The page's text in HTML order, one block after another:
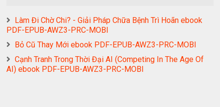
Làm Đi Chờ Chi? - Giải Pháp Chữa Bệnh Trì Hoãn ebook
PDF-EPUB-AWZ3-PRC-MOBI
Bỏ Cũ Thay Mới ebook PDF-EPUB-AWZ3-PRC-MOBI
Cạnh Tranh Trong Thời Đại AI (Competing In The Age Of
AI) ebook PDF-EPUB-AWZ3-PRC-MOBI